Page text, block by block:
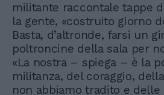
militante raccontale tappe
la gente, «costruito giorno
Basta, d’altronde, farsi un
poltroncine della sala per
«La nostra – spiega – è la
militanza, del coraggio,
non abbiamo tradito e delle